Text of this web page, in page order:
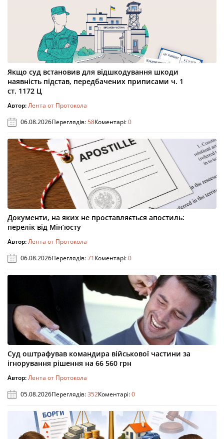
Якщо суд встановив для відшкодування шкоди
наявність підстав, передбачених приписами ч. 1
ст. 1172 Ц
Автор:Лента от Протокола
06.08.2026Переглядів:58Коментарі:0
Документи, на яких не проставляється апостиль:
перелік від Мін’юсту
Автор:Лента от Протокола
06.08.2026Переглядів:71Коментарі:0
Суд оштрафував командира військової частини за
ігнорування рішення на 66 560 грн
Автор:Лента от Протокола
05.08.2026Переглядів:352Коментарі:0